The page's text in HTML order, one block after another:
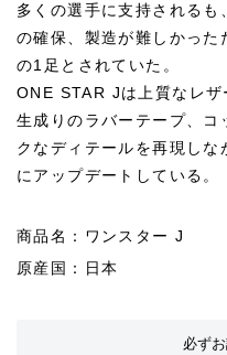
多くの選手に支持されるも
の確保、製造が難しかった
の1足とされていた。
ONE STAR Jは上質なレザ
生成りのラバーテープ、コ
クなディテールを再現しな
にアップデートしている。
商品名：ワンスター J
原産国：日本
必ず